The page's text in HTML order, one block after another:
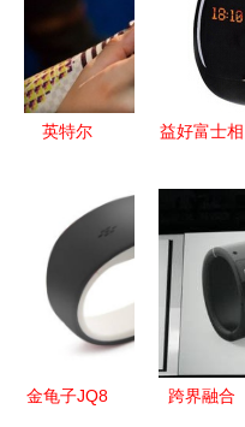
厂称号，智
能手镯成钥
匙？
360°GMP
全透明智能
工厂引领行
业新标杆
英特尔
手镯 奢华
时尚有余，
技术内涵不
足的智能饰
益好富士相
能手表 哪
种更值得购
买？详细对
比分析
金龟子JQ8
跨界融合